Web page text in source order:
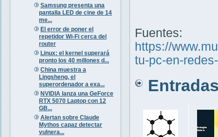
Samsung presenta una
pantalla LED de cine de 14
me...
El error de poner el
repetidor Wi-Fi cerca del
router
Linux: el kernel superará
pronto los 40 millones d...
China muestra a
Lingsheng, el
superordenador a exa...
NVIDIA lanza una GeForce
RTX 5070 Laptop con 12
GB...
Alertan sobre Claude
Mythos capaz detectar
vulnera...
Fuentes:
https://
tu-pc-en-
Entradas